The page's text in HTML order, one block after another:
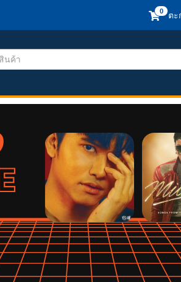
ตะ